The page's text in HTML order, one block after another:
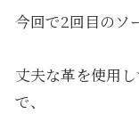
今回で2回目のソ
丈夫な革を使用
で、